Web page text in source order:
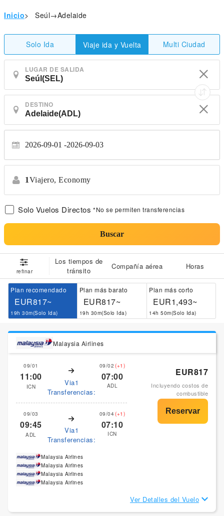
Inicio> Seúl→Adelaide
Solo Ida Viaje ida y Vuelta Multi Ciudad
LUGAR DE SALIDA
DESTINO
2026-09-01 2026-09-03
1Viajero, Economy
Solo Vuelos Directos *No se permiten transferencias
Buscar
refinar
Los tiempos de
tránsito
Compañía aérea Horas
Plan recomendado
EUR817~
19h 30m(Solo Ida)
Plan más barato
EUR817~
19h 30m(Solo Ida)
Plan más corto
EUR1,493~
14h 50m(Solo Ida)
Malaysia Airlines
09/01
11:00
ICN
Via1
Transferencias:
09/02 (+1)
07:00
ADL
09/03
09:45
ADL
Via1
Transferencias:
09/04(+1)
07:10
ICN
EUR817
Incluyendo costos de
combustible
Malaysia Airlines
Malaysia Airlines
Malaysia Airlines
Malaysia Airlines
Ver Detalles del Vuelo